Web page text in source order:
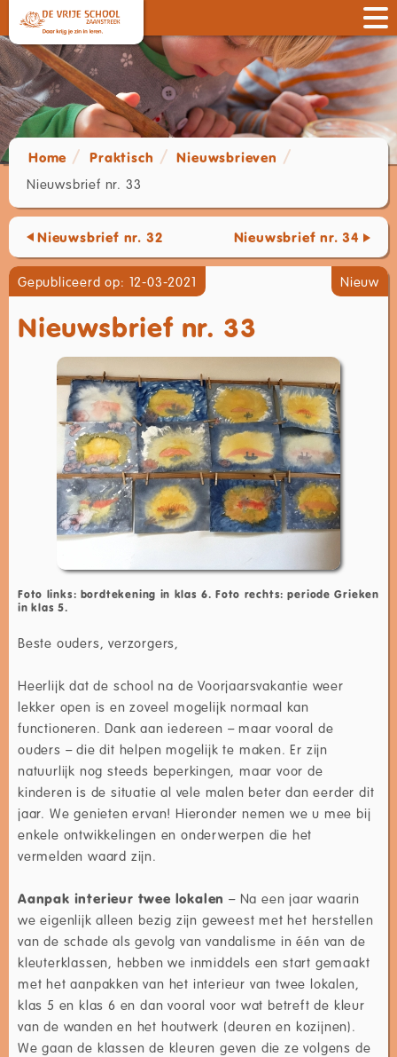
Home Praktisch
Nieuwsbrieven
Nieuwsbrief nr. 33
Nieuwsbrief nr. 32 Nieuwsbrief nr. 34
Gepubliceerd op: 12-03-2021 Nieuw
Nieuwsbrief nr. 33
Foto links: bordtekening in klas 6. Foto rechts: periode Grieken
in klas 5.
Beste ouders, verzorgers,
Heerlijk dat de school na de Voorjaarsvakantie weer
lekker open is en zoveel mogelijk normaal kan
functioneren. Dank aan iedereen – maar vooral de
ouders – die dit helpen mogelijk te maken. Er zijn
natuurlijk nog steeds beperkingen, maar voor de
kinderen is de situatie al vele malen beter dan eerder dit
jaar. We genieten ervan! Hieronder nemen we u mee bij
enkele ontwikkelingen en onderwerpen die het
vermelden waard zijn.
Aanpak interieur twee lokalen – Na een jaar waarin
we eigenlijk alleen bezig zijn geweest met het herstellen
van de schade als gevolg van vandalisme in één van de
kleuterklassen, hebben we inmiddels een start gemaakt
met het aanpakken van het interieur van twee lokalen,
klas 5 en klas 6 en dan vooral voor wat betreft de kleur
van de wanden en het houtwerk (deuren en kozijnen).
We gaan de klassen de kleuren geven die ze volgens de